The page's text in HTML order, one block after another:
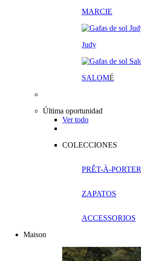
MARCIE
Judy
SALOMÉ
Última oportunidad
Ver todo
COLECCIONES
PRÊT-À-PORTER
ZAPATOS
ACCESSORIOS
Maison